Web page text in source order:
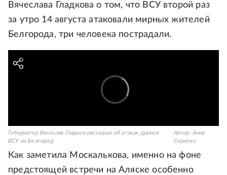
Вячеслава Гладкова о том, что ВСУ второй раз
за утро 14 августа атаковали мирных жителей
Белгорода, три человека пострадали.
Губернатор Вячеслав Гладков рассказал об атаках дронов
ВСУ на Белгород
Автор: Анна
Скрипка
Как заметила Москалькова, именно на фоне
предстоящей встречи на Аляске особенно